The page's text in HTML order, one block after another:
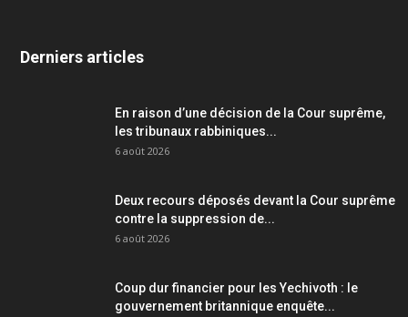
Derniers articles
En raison d’une décision de la Cour suprême,
les tribunaux rabbiniques...
6 août 2026
Deux recours déposés devant la Cour suprême
contre la suppression de...
6 août 2026
Coup dur financier pour les Yechivoth : le
gouvernement britannique enquête...